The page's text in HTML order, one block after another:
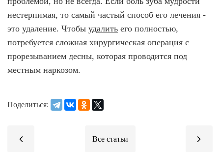
нестерпимая, то самый частый способ его лечения -
это удаление. Чтобы удалить его полностью,
потребуется сложная хирургическая операция с
прорезыванием десны, которая проводится под
местным наркозом.
Поделиться: